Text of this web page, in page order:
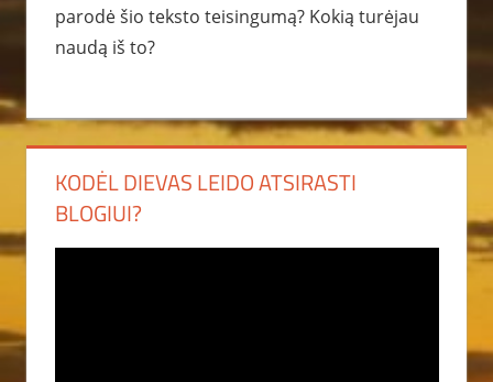
parodė šio teksto teisingumą? Kokią turėjau
naudą iš to?
KODĖL DIEVAS LEIDO ATSIRASTI
BLOGIUI?